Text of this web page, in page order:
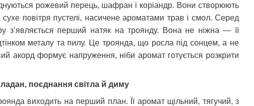
рожевий перець, шафран і коріандр. Вони створюють
повітря пустелі, насичене ароматами трав і смол. Серед
з’являється перший натяк на троянду. Вона не ніжна — її
металу та пилу. Це троянда, що росла під сонцем, а не
акорд формує напруження, ніби аромат готується розкрити
поєднання світла й диму
виходить на перший план. Її аромат щільний, тягучий, з